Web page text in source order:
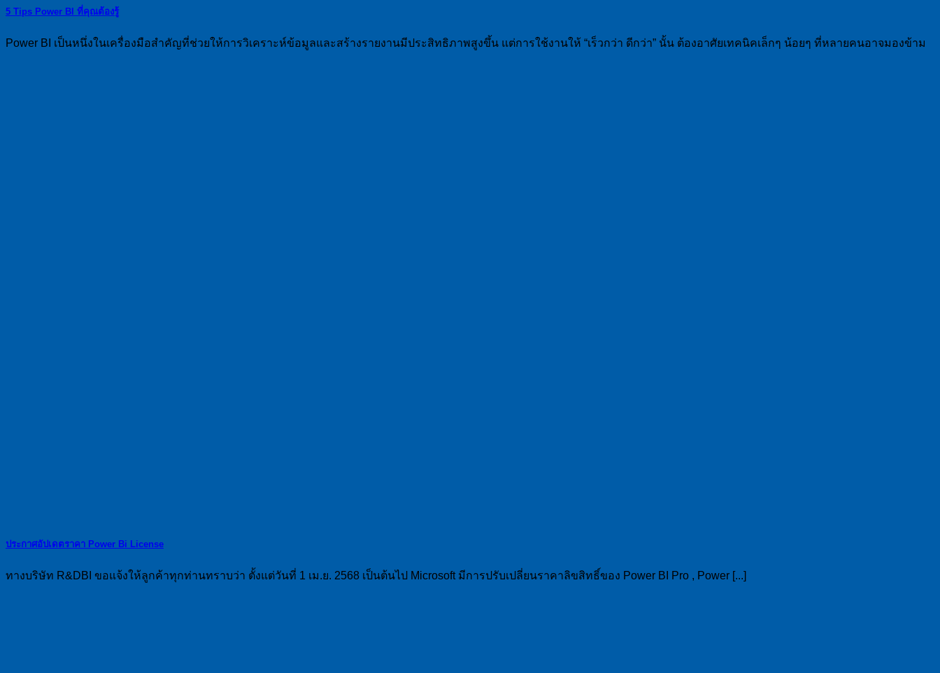
5 Tips Power BI ที่คุณต้องรู้
Power BI เป็นหนึ่งในเครื่องมือสำคัญที่ช่วยให้การวิเคราะห์ข้อมูลและสร้างรายงานมีประสิทธิภาพสูงขึ้น แต่การใช้งานให้ “เร็วกว่า ดีกว่า” นั้น ต้องอาศัยเทคนิคเล็กๆ น้อยๆ ที่หลายคนอาจมองข้าม
ประกาศอัปเดตราคา Power Bi License
ทางบริษัท R&DBI ขอแจ้งให้ลูกค้าทุกท่านทราบว่า ตั้งแต่วันที่ 1 เม.ย. 2568 เป็นต้นไป Microsoft มีการปรับเปลี่ยนราคาลิขสิทธิ์ของ Power BI Pro , Power [...]